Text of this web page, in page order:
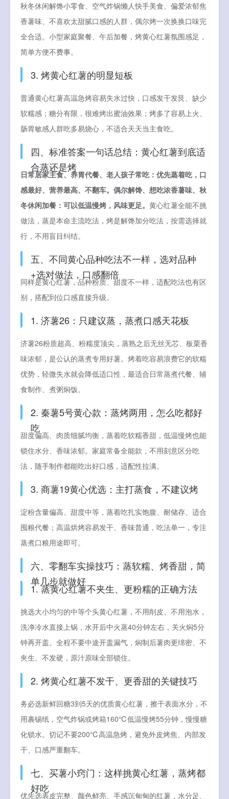
秋冬休闲解馋小零食、空气炸锅懒人快手美食、偏爱浓郁焦
香薯味、不喜欢太甜腻口感的人群，偶尔烤一次换换口味完
全合适。小型家庭聚餐、午后加餐，烤黄心红薯氛围感足，
简单方便不费事。
3. 烤黄心红薯的明显短板
普通黄心红薯高温急烤容易失水过快，口感发干发艮、缺少
软糯感；糖分有限，很难烤出蜜油效果；烤多了容易上火、
肠胃敏感人群吃多易烧心，不适合天天当主食吃。
四、标准答案一句话总结：黄心红薯到底适
合蒸还是烤
日常居家主食、养胃代餐、老人孩子常吃：优先蒸着吃，口
感最好、营养最高、不翻车。偶尔解馋、想吃浓香薯味、秋
冬休闲加餐：可以低温慢烤，风味更足。 黄心红薯全能不挑
做法，蒸是本命主流吃法，烤是解馋加分吃法，按需选择就
行，不用盲目纠结。
五、不同黄心品种吃法不一样，选对品种
+选对做法，口感翻倍
同样是黄心红薯，品种粉质、甜度不一样，适配吃法也有区
别，搭配到位口感直接升级。
1. 济薯26：只建议蒸，蒸煮口感天花板
济薯26粉质超高、粉糯度顶尖，蒸熟之后无丝无芯、板栗香
味浓郁，是公认的蒸煮专用好薯。烤着吃容易浪费它的软糯
优势，轻微失水就会降低适口性，最适合日常蒸煮代餐、辅
食制作、煮粥焖饭。
2. 秦薯5号黄心款：蒸烤两用，怎么吃都好
吃
甜度偏高、肉质细腻均衡，蒸着吃软糯香甜，低温慢烤也能
锁住水分、香味浓郁。家庭常备全能款，不用刻意区分吃
法，随手制作都能吃出好口感，适配性拉满。
3. 商薯19黄心优选：主打蒸食，不建议烤
淀粉含量偏高、甜度中等，蒸着吃扎实饱腹、耐储存、适合
囤粮代餐；高温烘烤容易发干、香味普通，吃法单一，专注
蒸煮口粮用途即可。
六、零翻车实操技巧：蒸软糯、烤香甜，简
单几步就做好
1. 蒸黄心红薯不夹生、更粉糯的正确方法
挑选大小均匀的中等个头黄心红薯，不用削皮、不用泡水，
洗净冷水直接上锅，水开后中火蒸40分钟左右，关火焖5分
钟再开盖。全程不要中途开盖漏气，焖制后薯肉更绵密、不
夹生、不发硬，原汁原味全部锁住。
2. 烤黄心红薯不发干、更香甜的关键技巧
务必选新鲜回糖3到5天的优质黄心红薯，擦干表面水分，不
用裹锡纸，空气炸锅或烤箱160℃低温慢烤55分钟，慢慢糖
化锁水。切记不要200℃高温急烤，避免外皮烤焦、内部发
干、口感严重翻车。
七、买薯小窍门：这样挑黄心红薯，蒸烤都
好吃
优先选表皮完整、颜色鲜亮、手感沉甸甸的红薯，水分足、